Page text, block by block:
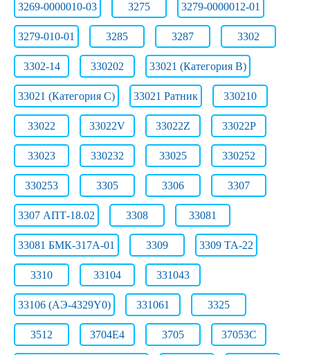
3269-0000010-03 3275 3279-0000012-01
3279-010-01 3285 3287 3302
3302-14 330202 33021 (Категория B)
33021 (Категория C) 33021 Ратник 330210
33022 33022V 33022Z 33022Р
33023 330232 33025 330252
330253 3305 3306 3307
3307 АПТ-18.02 3308 33081
33081 БМК-317А-01 3309 3309 ТА-22
3310 33104 331043
33106 (АЭ-4329Y0) 331061 3325
3512 3704Е4 3705 37053С